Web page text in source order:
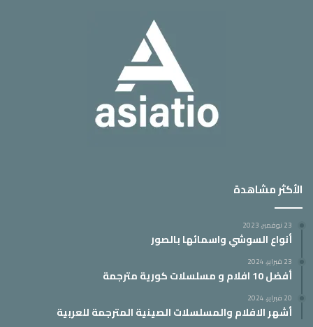
الأكثر مشاهدة
23 نوفمبر، 2023
أنواع السوشي واسمائها بالصور
23 فبراير، 2024
أفضل 10 افلام و مسلسلات كورية مترجمة
20 فبراير، 2024
أشهر الافلام والمسلسلات الصينية المترجمة للعربية